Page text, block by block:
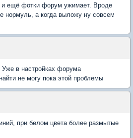
и ещё фотки форум ужимает. Вроде
нормуль, а когда выложу ну совсем
в настройках форума
не могу пока этой проблемы
при белом цвета более размытые